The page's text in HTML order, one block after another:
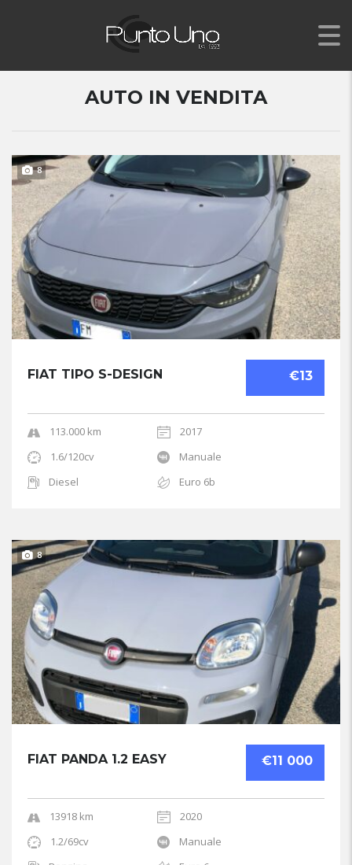
AUTO IN VENDITA
8
€13
FIAT TIPO S-DESIGN
113.000 km
2017
1.6/120cv
Manuale
Diesel
Euro 6b
8
€11 000
FIAT PANDA 1.2 EASY
13918 km
2020
1.2/69cv
Manuale